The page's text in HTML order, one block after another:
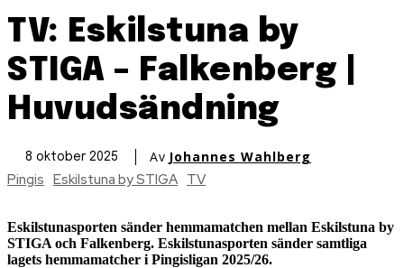
TV: Eskilstuna by
STIGA – Falkenberg |
Huvudsändning
8 oktober 2025 Av Johannes Wahlberg
Pingis Eskilstuna by STIGA TV
Eskilstunasporten sänder hemmamatchen mellan Eskilstuna by
STIGA och Falkenberg. Eskilstunasporten sänder samtliga
lagets hemmamatcher i Pingisligan 2025/26.